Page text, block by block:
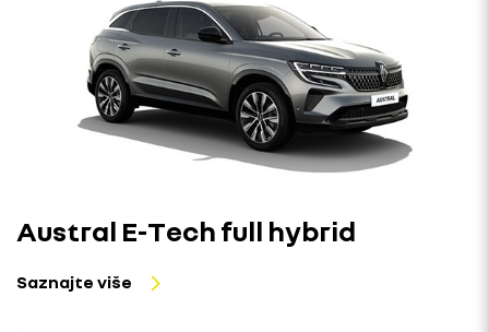
Austral E-Tech full hybrid
Saznajte više